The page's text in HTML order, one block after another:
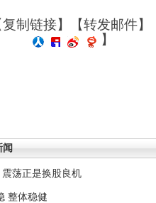
复制链接】【转发邮件】
】
闻
荡正是换股良机
整体稳健